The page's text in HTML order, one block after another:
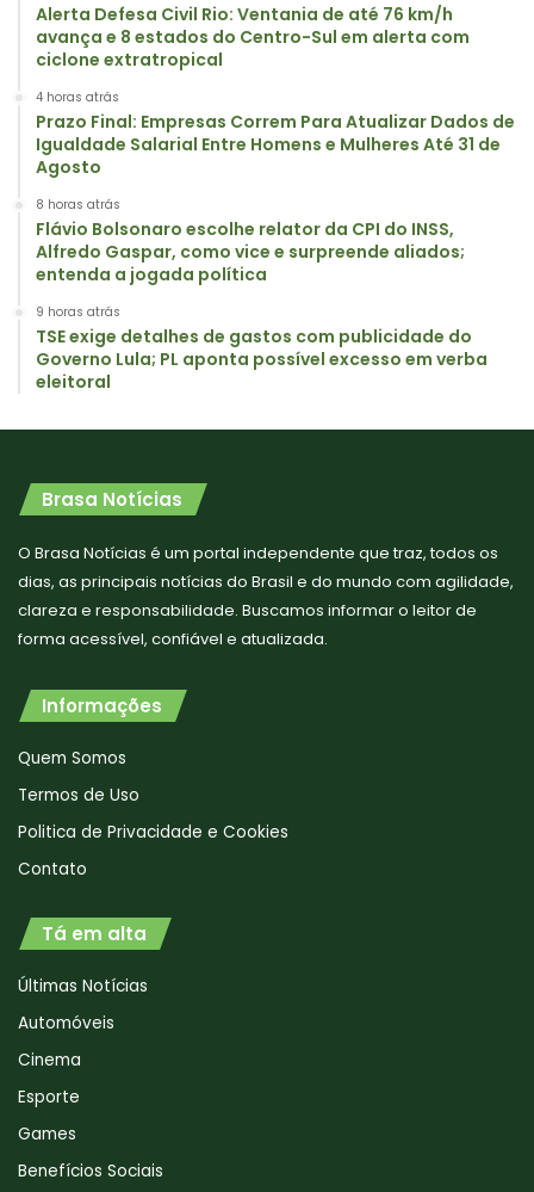
Alerta Defesa Civil Rio: Ventania de até 76 km/h
avança e 8 estados do Centro-Sul em alerta com
ciclone extratropical
4 horas atrás
Prazo Final: Empresas Correm Para Atualizar Dados de
Igualdade Salarial Entre Homens e Mulheres Até 31 de
Agosto
8 horas atrás
Flávio Bolsonaro escolhe relator da CPI do INSS,
Alfredo Gaspar, como vice e surpreende aliados;
entenda a jogada política
9 horas atrás
TSE exige detalhes de gastos com publicidade do
Governo Lula; PL aponta possível excesso em verba
eleitoral
Brasa Notícias
O Brasa Notícias é um portal independente que traz, todos os
dias, as principais notícias do Brasil e do mundo com agilidade,
clareza e responsabilidade. Buscamos informar o leitor de
forma acessível, confiável e atualizada.
Informações
Quem Somos
Termos de Uso
Politica de Privacidade e Cookies
Contato
Tá em alta
Últimas Notícias
Automóveis
Cinema
Esporte
Games
Benefícios Sociais